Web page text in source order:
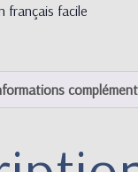
français facile